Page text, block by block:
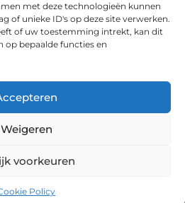
met deze technologieën kunnen
of unieke ID's op deze site verwerken.
of uw toestemming intrekt, kan dit
op bepaalde functies en
Weigeren
voorkeuren
Policy
vanSpin in het Web